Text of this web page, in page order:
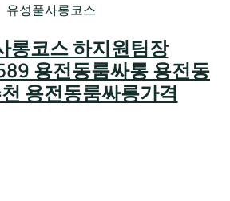
유성풀사롱코스
롱코스 하지원팀장
용전동룸싸롱 용전동
용전동룸싸롱가격